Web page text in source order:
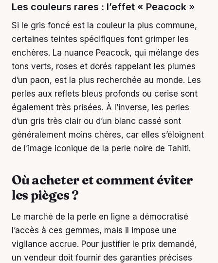
Les couleurs rares : l’effet « Peacock »
Si le gris foncé est la couleur la plus commune,
certaines teintes spécifiques font grimper les
enchères. La nuance Peacock, qui mélange des
tons verts, roses et dorés rappelant les plumes
d’un paon, est la plus recherchée au monde. Les
perles aux reflets bleus profonds ou cerise sont
également très prisées. À l’inverse, les perles
d’un gris très clair ou d’un blanc cassé sont
généralement moins chères, car elles s’éloignent
de l’image iconique de la perle noire de Tahiti.
Où acheter et comment éviter
les pièges ?
Le marché de la perle en ligne a démocratisé
l’accès à ces gemmes, mais il impose une
vigilance accrue. Pour justifier le prix demandé,
un vendeur doit fournir des garanties précises